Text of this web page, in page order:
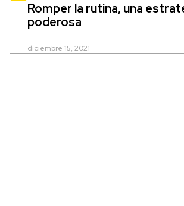
Romper la rutina, una
poderosa
diciembre 15, 2021